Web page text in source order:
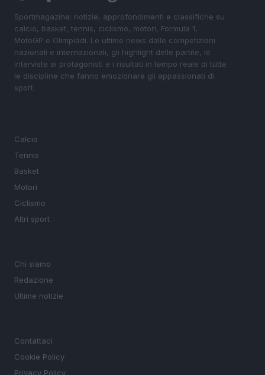
Sportmagazine: notizie, approfondimenti e classifiche su
calcio, basket, tennis, ciclismo, motori, Formula 1,
MotoGP e Olimpiadi. Le ultime news dalle competizioni
nazionali e internazionali, gli highlight delle partite, le
interviste ai protagonisti e i risultati in tempo reale di tutte
le discipline che fanno emozionare gli appassionati di
sport.
Calcio
Tennis
Basket
Motori
Ciclismo
Altri sport
Chi siamo
Redazione
Ultime notizie
Contattaci
Cookie Policy
Privacy Policy